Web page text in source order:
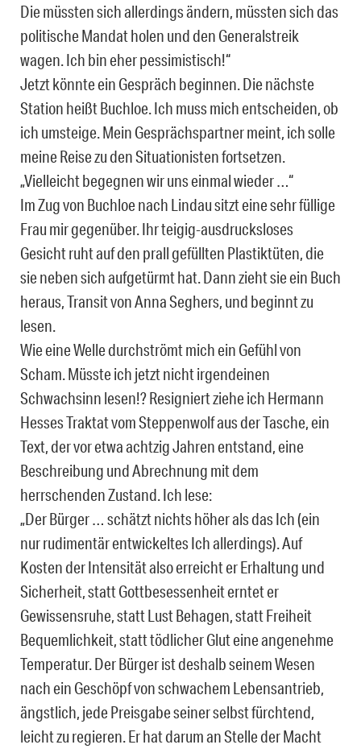
Die müssten sich allerdings ändern, müssten sich das
politische Mandat holen und den Generalstreik
wagen. Ich bin eher pessimistisch!“
Jetzt könnte ein Gespräch beginnen. Die nächste
Station heißt Buchloe. Ich muss mich entscheiden, ob
ich umsteige. Mein Gesprächspartner meint, ich solle
meine Reise zu den Situationisten fortsetzen.
„Vielleicht begegnen wir uns einmal wieder …“
Im Zug von Buchloe nach Lindau sitzt eine sehr füllige
Frau mir gegenüber. Ihr teigig-ausdrucksloses
Gesicht ruht auf den prall gefüllten Plastiktüten, die
sie neben sich aufgetürmt hat. Dann zieht sie ein Buch
heraus, Transit von Anna Seghers, und beginnt zu
lesen.
Wie eine Welle durchströmt mich ein Gefühl von
Scham. Müsste ich jetzt nicht irgendeinen
Schwachsinn lesen!? Resigniert ziehe ich Hermann
Hesses Traktat vom Steppenwolf aus der Tasche, ein
Text, der vor etwa achtzig Jahren entstand, eine
Beschreibung und Abrechnung mit dem
herrschenden Zustand. Ich lese:
„Der Bürger … schätzt nichts höher als das Ich (ein
nur rudimentär entwickeltes Ich allerdings). Auf
Kosten der Intensität also erreicht er Erhaltung und
Sicherheit, statt Gottbesessenheit erntet er
Gewissensruhe, statt Lust Behagen, statt Freiheit
Bequemlichkeit, statt tödlicher Glut eine angenehme
Temperatur. Der Bürger ist deshalb seinem Wesen
nach ein Geschöpf von schwachem Lebensantrieb,
ängstlich, jede Preisgabe seiner selbst fürchtend,
leicht zu regieren. Er hat darum an Stelle der Macht